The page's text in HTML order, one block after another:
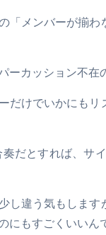
「メンバーが揃
ーカッション不在
だけでいかにも
だとすれば、サ
し違う気もしま
にもすごくいいん